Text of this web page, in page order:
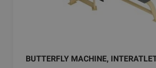
BUTTERFLY MACHINE,